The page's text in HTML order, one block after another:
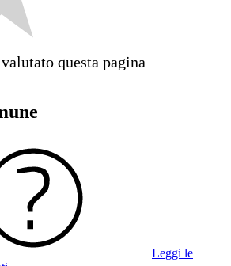
questa pagina
Leggi le